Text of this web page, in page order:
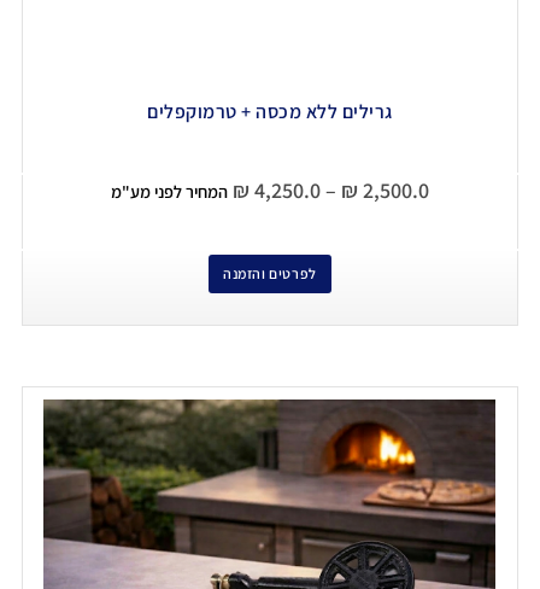
גרילים ללא מכסה + טרמוקפלים
₪ 2,500.0
–
₪ 4,250.0 המחיר לפני מע"מ
לפרטים והזמנה